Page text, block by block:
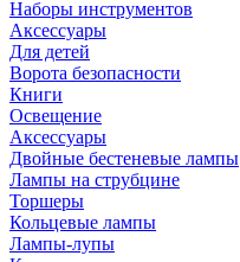
Наборы инструментов
Аксессуары
Для детей
Ворота безопасности
Книги
Освещение
Аксессуары
Двойные бестеневые лампы
Лампы на струбцине
Торшеры
Кольцевые лампы
Лампы-лупы